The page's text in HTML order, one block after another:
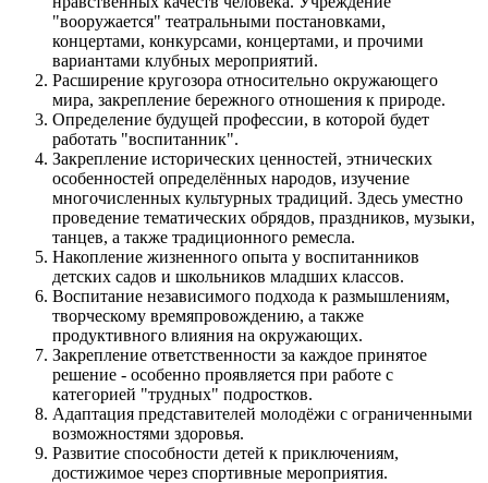
"вооружается" театральными постановками,
концертами, конкурсами, концертами, и прочими
вариантами клубных мероприятий.
Расширение кругозора относительно окружающего
мира, закрепление бережного отношения к природе.
Определение будущей профессии, в которой будет
работать "воспитанник".
Закрепление исторических ценностей, этнических
особенностей определённых народов, изучение
многочисленных культурных традиций. Здесь уместно
проведение тематических обрядов, праздников, музыки,
танцев, а также традиционного ремесла.
Накопление жизненного опыта у воспитанников
детских садов и школьников младших классов.
Воспитание независимого подхода к размышлениям,
творческому времяпровождению, а также
продуктивного влияния на окружающих.
Закрепление ответственности за каждое принятое
решение - особенно проявляется при работе с
категорией "трудных" подростков.
Адаптация представителей молодёжи с ограниченными
возможностями здоровья.
Развитие способности детей к приключениям,
достижимое через спортивные мероприятия.